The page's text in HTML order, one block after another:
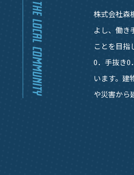
株式会社森
よし、働き
ことを目指
0．手抜き0
います。建
や災害から